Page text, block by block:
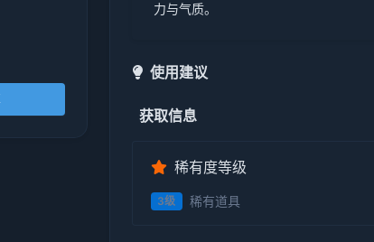
力与气质。
使用建议
获取信息
稀有度等级
3级 稀有道具